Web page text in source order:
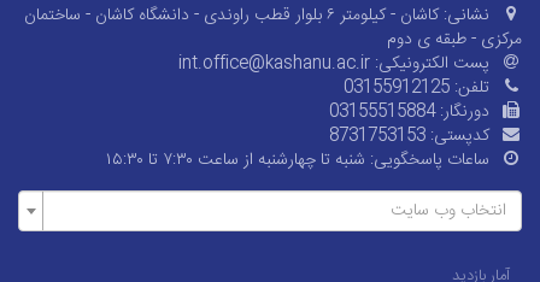
نشانی:
کاشان - کیلومتر ۶ بلوار قطب راوندی - دانشگاه کاشان - ساختمان
مرکزی - طبقه ی دوم
پست الکترونیکی: int.office@kashanu.ac.ir
تلفن: 03155912125
دورنگار:03155515884
کدپستی: 8731753153
ساعات پاسخگویی: شنبه تا چهارشنبه از ساعت ۷:۳۰ تا ۱۵:۳۰
انتخاب وب سایت
آمار بازدید